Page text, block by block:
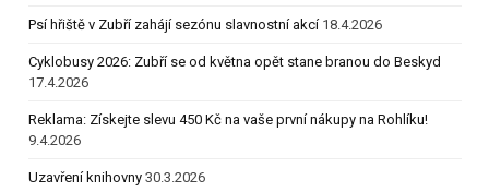
Psí hřiště v Zubří zahájí sezónu slavnostní akcí 18.4.2026
Cyklobusy 2026: Zubří se od května opět stane branou do Beskyd
17.4.2026
Reklama: Získejte slevu 450 Kč na vaše první nákupy na Rohlíku!
9.4.2026
Uzavření knihovny 30.3.2026